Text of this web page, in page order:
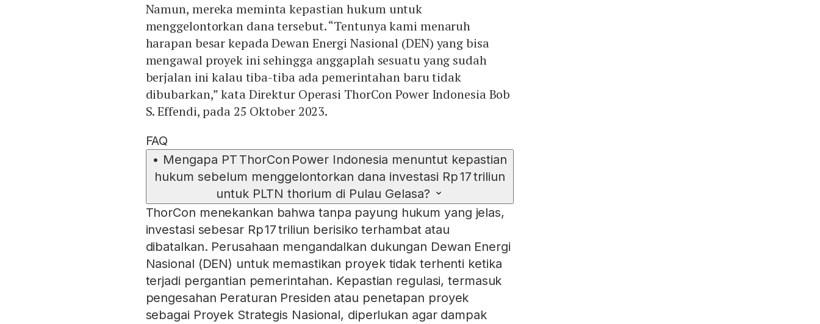
Namun, mereka meminta kepastian hukum untuk
menggelontorkan dana tersebut. “Tentunya kami menaruh
harapan besar kepada Dewan Energi Nasional (DEN) yang bisa
mengawal proyek ini sehingga anggaplah sesuatu yang sudah
berjalan ini kalau tiba-tiba ada pemerintahan baru tidak
dibubarkan,” kata Direktur Operasi ThorCon Power Indonesia Bob
S. Effendi, pada 25 Oktober 2023.
FAQ
• Mengapa PT ThorCon Power Indonesia menuntut kepastian
hukum sebelum menggelontorkan dana investasi Rp 17 triliun
untuk PLTN thorium di Pulau Gelasa?
ThorCon menekankan bahwa tanpa payung hukum yang jelas,
investasi sebesar Rp 17 triliun berisiko terhambat atau
dibatalkan. Perusahaan mengandalkan dukungan Dewan Energi
Nasional (DEN) untuk memastikan proyek tidak terhenti ketika
terjadi pergantian pemerintahan. Kepastian regulasi, termasuk
pengesahan Peraturan Presiden atau penetapan proyek
sebagai Proyek Strategis Nasional, diperlukan agar dampak